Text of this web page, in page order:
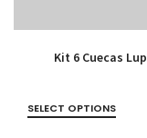
Kit 6 Cuecas
SELECT OPTIONS